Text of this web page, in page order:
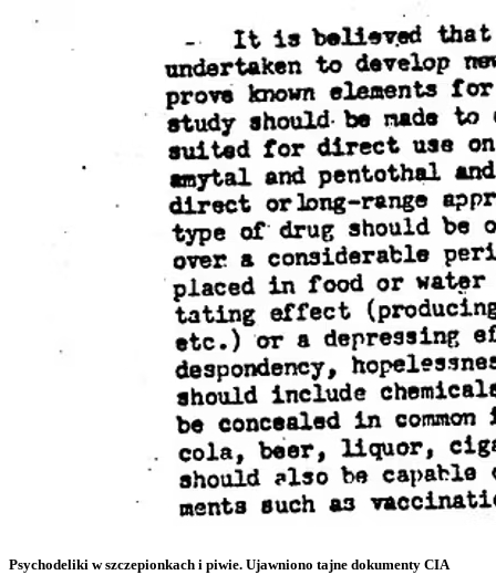
Psychodeliki w szczepionkach i piwie. Ujawniono tajne dokumenty CIA